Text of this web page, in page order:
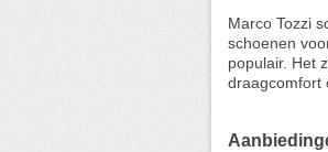
Marco Tozzi
schoenen
populair. Het
draagcomfort